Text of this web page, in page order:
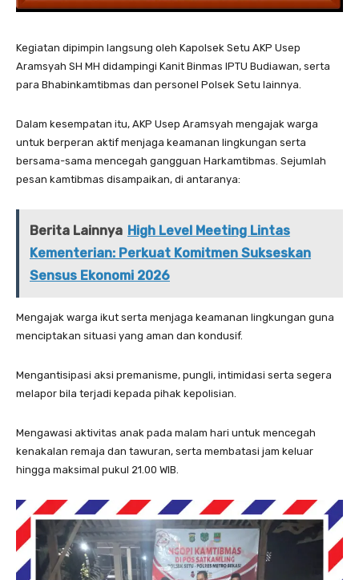
Kegiatan dipimpin langsung oleh Kapolsek Setu AKP Usep
Aramsyah SH MH didampingi Kanit Binmas IPTU Budiawan, serta
para Bhabinkamtibmas dan personel Polsek Setu lainnya.
Dalam kesempatan itu, AKP Usep Aramsyah mengajak warga
untuk berperan aktif menjaga keamanan lingkungan serta
bersama-sama mencegah gangguan Harkamtibmas. Sejumlah
pesan kamtibmas disampaikan, di antaranya:
Berita Lainnya High Level Meeting Lintas
Kementerian: Perkuat Komitmen Sukseskan
Sensus Ekonomi 2026
Mengajak warga ikut serta menjaga keamanan lingkungan guna
menciptakan situasi yang aman dan kondusif.
Mengantisipasi aksi premanisme, pungli, intimidasi serta segera
melapor bila terjadi kepada pihak kepolisian.
Mengawasi aktivitas anak pada malam hari untuk mencegah
kenakalan remaja dan tawuran, serta membatasi jam keluar
hingga maksimal pukul 21.00 WIB.